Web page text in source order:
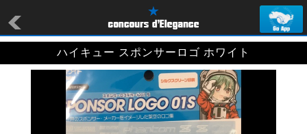
ハイキュー スポンサーロゴ ホワイト